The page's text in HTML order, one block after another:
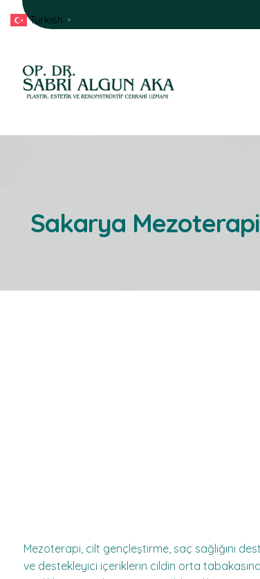
Sakarya Mezoterapi
Mezoterapi, cilt gençleştirme, saç sağlığını
ve destekleyici içeriklerin cildin orta
Turkish ▼